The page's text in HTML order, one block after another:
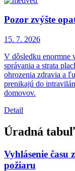
Pozor zvýšte
15. 7. 2026
V dôsledku enormne
správania a strata
ohrozenia zdravia a
prenikajú do
domovov.
Detail
Úradná
Vyhlásenie času
požiaru